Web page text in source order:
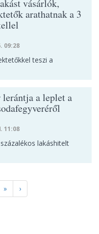
vásárlók,
arathatnak a 3
09:28
teszi a
a leplet a
11:08
lakáshitelt
» ›